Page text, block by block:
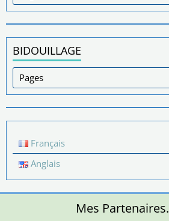
BIDOUILLAGE
Français
Anglais
Mes Partenaires.